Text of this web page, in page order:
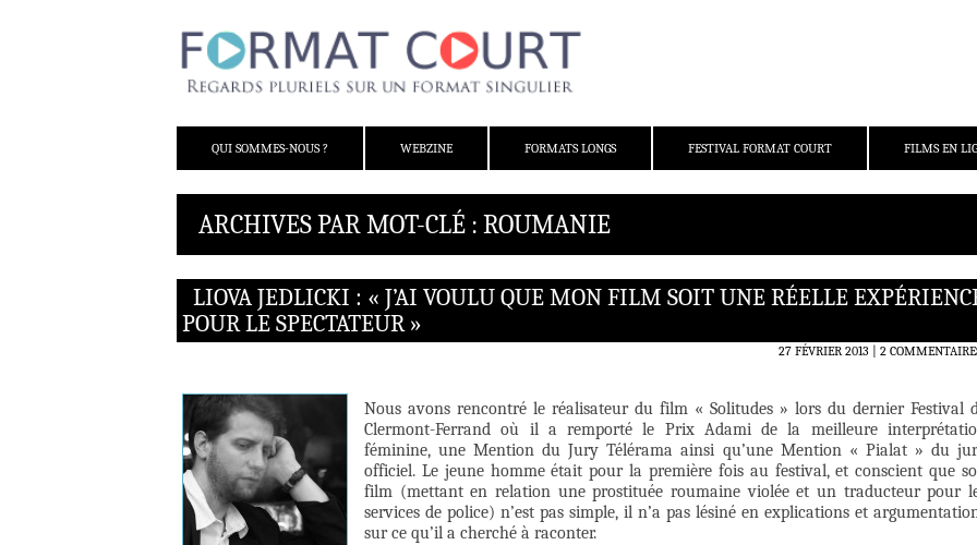
QUI SOMMES-NOUS ?
WEBZINE FORMATS LONGS FESTIVAL FORMAT COURT FILMS EN
ARCHIVES PAR MOT-CLÉ : ROUMANIE
LIOVA JEDLICKI : « J’AI VOULU QUE MON FILM SOIT UNE RÉELLE
POUR LE SPECTATEUR »
27 FÉVRIER 2013 2
Nous avons rencontré le réalisateur du film « Solitudes » lors du dernier Festival
Clermont-Ferrand où il a remporté le Prix Adami de la meilleure
féminine, une Mention du Jury Télérama ainsi qu’une Mention « Pialat » du
officiel. Le jeune homme était pour la première fois au festival, et conscient que
film (mettant en relation une prostituée roumaine violée et un traducteur pour
services de police) n’est pas simple, il n’a pas lésiné en explications et
sur ce qu’il a cherché à raconter.